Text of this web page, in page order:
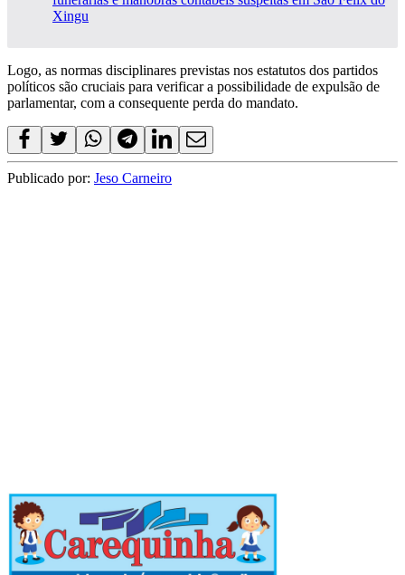
Xingu
Logo, as normas disciplinares previstas nos estatutos dos partidos
políticos são cruciais para verificar a possibilidade de expulsão de
parlamentar, com a consequente perda do mandato.
Publicado por: Jeso Carneiro